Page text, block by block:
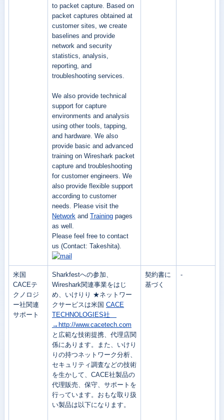
to packet capture. Based on
packet captures obtained at
customer sites, we create
baselines and provide
network and security
statistics, analysis,
reporting, and
troubleshooting services.
We also provide technical
support for capture
environments and analysis
using other tools, tapping,
and hardware. We also
provide basic and advanced
training on Wireshark packet
capture and troubleshooting
for customer engineers. We
also provide flexible support
according to customer
needs. Please visit the
Network and Training pages
as well.
Please feel free to contact
us (Contact: Takeshita).
米国
CACEテ
クノロジ
ー社関連
サポート
Sharkfestへの参加、
Wireshark関連事業をはじ
め、いけりり ★ネットワー
クサービスは米国 CACE
TECHNOLOGIES社
→http://www.cacetech.com
と広範な技術提携、代理店関
係にあります。また、いけり
りの持つネットワーク分析、
セキュリティ調査などの技術
を生かして、CACE社製品の
代理販売、保守、サポートを
行っています。おもな取り扱
い製品は以下になります。
契約書に
基づく
-